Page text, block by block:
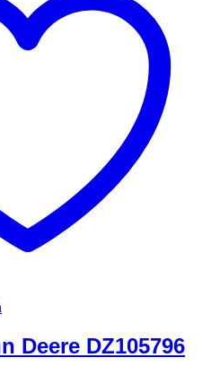
Deere DZ105796